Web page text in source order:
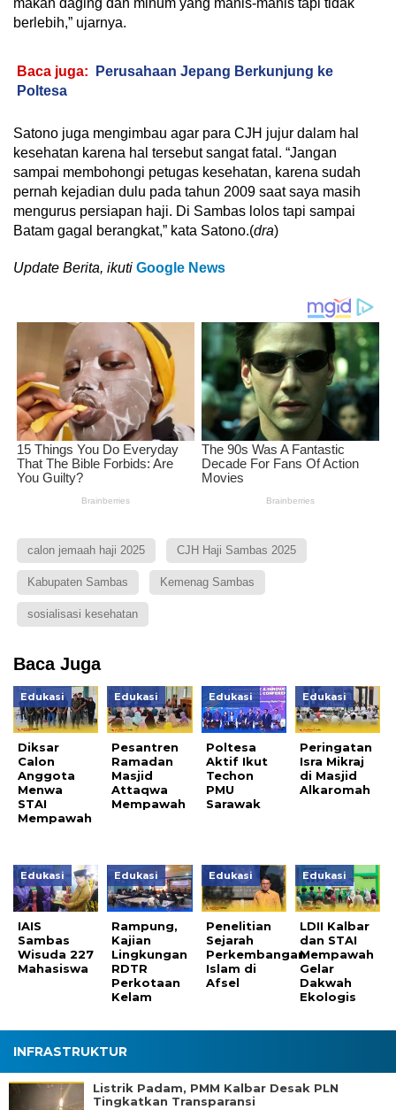
makan daging dan minum yang manis-manis tapi tidak
berlebih,” ujarnya.
Baca juga:
Perusahaan Jepang Berkunjung ke
Poltesa
Satono juga mengimbau agar para CJH jujur dalam hal
kesehatan karena hal tersebut sangat fatal. “Jangan
sampai membohongi petugas kesehatan, karena sudah
pernah kejadian dulu pada tahun 2009 saat saya masih
mengurus persiapan haji. Di Sambas lolos tapi sampai
Batam gagal berangkat,” kata Satono.(dra)
Update Berita, ikuti Google News
calon jemaah haji 2025 CJH Haji Sambas 2025
Kabupaten Sambas Kemenag Sambas
sosialisasi kesehatan
Baca Juga
Edukasi
Diksar
Calon
Anggota
Menwa
STAI
Mempawah
Edukasi
Pesantren
Ramadan
Masjid
Attaqwa
Mempawah
Edukasi
Poltesa
Aktif Ikut
Techon
PMU
Sarawak
Edukasi
Peringatan
Isra Mikraj
di Masjid
Alkaromah
Edukasi
IAIS
Sambas
Wisuda 227
Mahasiswa
Edukasi
Rampung,
Kajian
Lingkungan
RDTR
Perkotaan
Kelam
Edukasi
Penelitian
Sejarah
Perkembangan
Islam di
Afsel
Edukasi
LDII Kalbar
dan STAI
Mempawah
Gelar
Dakwah
Ekologis
INFRASTRUKTUR
Listrik Padam, PMM Kalbar Desak PLN
Tingkatkan Transparansi